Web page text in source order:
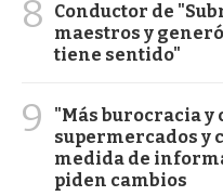
8
Conductor de
maestros y
tiene sentido"
9
"Más burocracia y
supermercados y
medida de
piden cambios